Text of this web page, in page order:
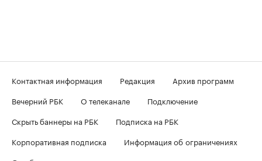
Контактная информация Редакция
Архив программ
Вечерний РБК
О телеканале
Подключение
Скрыть баннеры на РБК
Подписка на РБК
Корпоративная подписка
Информация об ограничениях